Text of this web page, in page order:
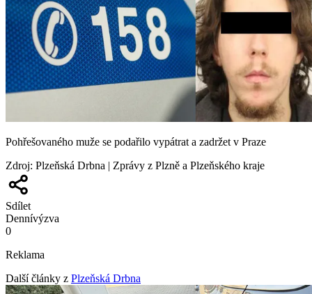
Pohřešovaného muže se podařilo vypátrat a zadržet v Praze
Zdroj: Plzeňská Drbna | Zprávy z Plzně a Plzeňského kraje
Sdílet
Dennívýzva
0
Reklama
Další články z Plzeňská Drbna